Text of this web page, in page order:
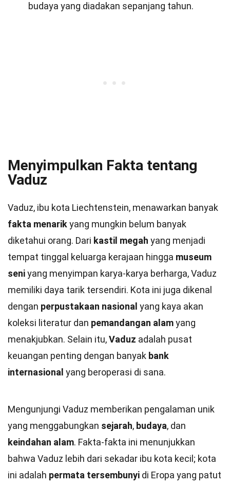
budaya yang diadakan sepanjang tahun.
Menyimpulkan Fakta tentang
Vaduz
Vaduz, ibu kota Liechtenstein, menawarkan banyak
fakta menarikyang mungkin belum banyak
diketahui orang. Dari kastil megah yang menjadi
tempat tinggal keluarga kerajaan hingga museum
seniyang menyimpan karya-karya berharga, Vaduz
memiliki daya tarik tersendiri. Kota ini juga dikenal
dengan perpustakaan nasional yang kaya akan
koleksi literatur dan pemandangan alamyang
menakjubkan. Selain itu,Vaduz adalah pusat
keuangan penting dengan banyak bank
internasional yang beroperasi di sana.
Mengunjungi Vaduz memberikan pengalaman unik
yang menggabungkan sejarah, budaya, dan
keindahan alam. Fakta-fakta ini menunjukkan
bahwa Vaduz lebih dari sekadar ibu kota kecil; kota
ini adalah permata tersembunyi di Eropa yang patut